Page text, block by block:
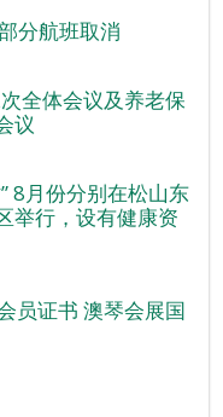
分航班取消
全体会议及养老保
议
8月份分别在松山东
举行，设有健康资
员证书 澳琴会展国